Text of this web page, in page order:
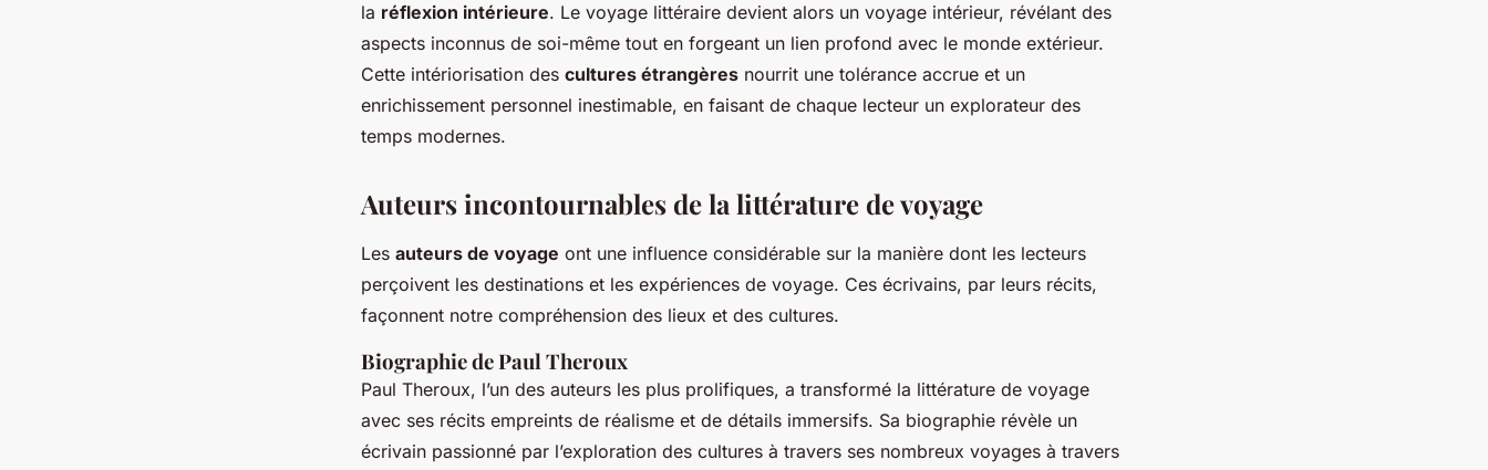
la réflexion intérieure. Le voyage littéraire devient alors un voyage intérieur, révélant des
aspects inconnus de soi-même tout en forgeant un lien profond avec le monde extérieur.
Cette intériorisation des cultures étrangères nourrit une tolérance accrue et un
enrichissement personnel inestimable, en faisant de chaque lecteur un explorateur des
temps modernes.
Auteurs incontournables de la littérature de voyage
Les auteurs de voyage ont une influence considérable sur la manière dont les lecteurs
perçoivent les destinations et les expériences de voyage. Ces écrivains, par leurs récits,
façonnent notre compréhension des lieux et des cultures.
Biographie de Paul Theroux
Paul Theroux, l’un des auteurs les plus prolifiques, a transformé la littérature de voyage
avec ses récits empreints de réalisme et de détails immersifs. Sa biographie révèle un
écrivain passionné par l’exploration des cultures à travers ses nombreux voyages à travers